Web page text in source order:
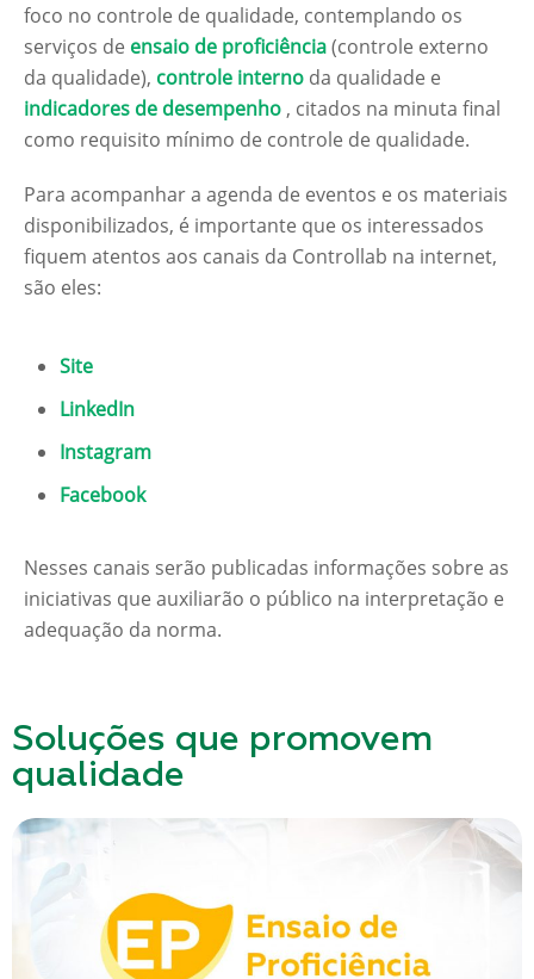
foco no controle de qualidade, contemplando os
serviços de ensaio de proficiência(controle externo
da qualidade), controle interno da qualidade e
indicadores de desempenho , citados na minuta final
como requisito mínimo de controle de qualidade.
Para acompanhar a agenda de eventos e os materiais
disponibilizados, é importante que os interessados
fiquem atentos aos canais da Controllab na internet,
são eles:
Site
LinkedIn
Instagram
Facebook
Nesses canais serão publicadas informações sobre as
iniciativas que auxiliarão o público na interpretação e
adequação da norma.
Soluções que promovem
qualidade